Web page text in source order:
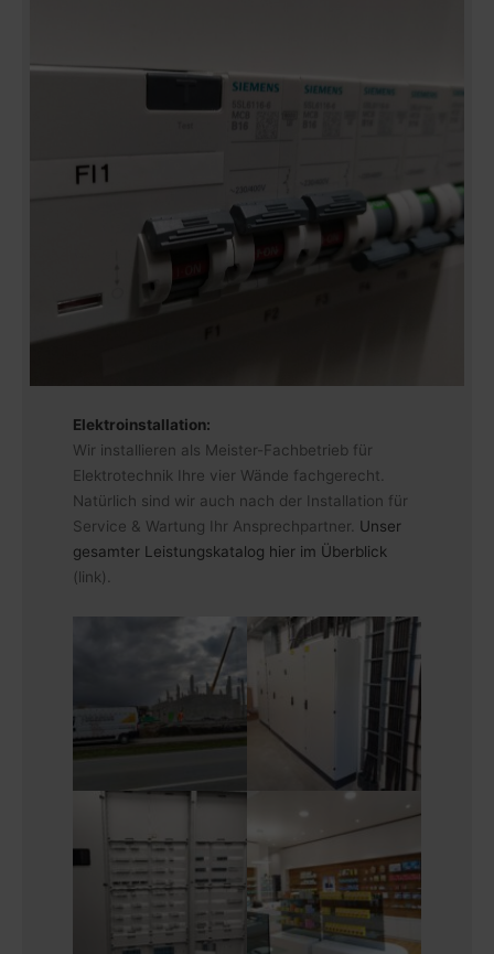
Elektroinstallation:
Wir installieren als Meister-Fachbetrieb für
Elektrotechnik Ihre vier Wände fachgerecht.
Natürlich sind wir auch nach der Installation für
Service & Wartung Ihr Ansprechpartner. Unser
gesamter Leistungskatalog hier im Überblick
(link).